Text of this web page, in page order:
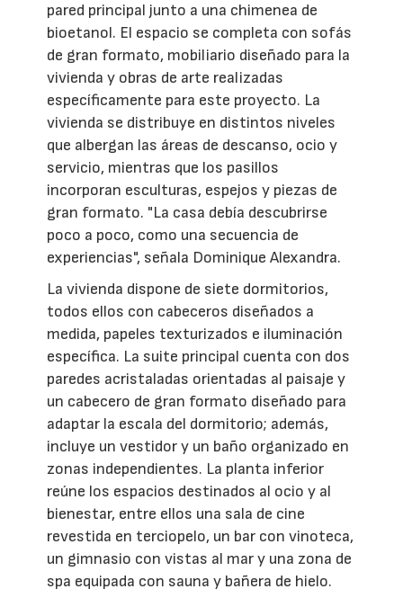
pared principal junto a una chimenea de
bioetanol. El espacio se completa con sofás
de gran formato, mobiliario diseñado para la
vivienda y obras de arte realizadas
específicamente para este proyecto. La
vivienda se distribuye en distintos niveles
que albergan las áreas de descanso, ocio y
servicio, mientras que los pasillos
incorporan esculturas, espejos y piezas de
gran formato. "La casa debía descubrirse
poco a poco, como una secuencia de
experiencias", señala Dominique Alexandra.
La vivienda dispone de siete dormitorios,
todos ellos con cabeceros diseñados a
medida, papeles texturizados e iluminación
específica. La suite principal cuenta con dos
paredes acristaladas orientadas al paisaje y
un cabecero de gran formato diseñado para
adaptar la escala del dormitorio; además,
incluye un vestidor y un baño organizado en
zonas independientes. La planta inferior
reúne los espacios destinados al ocio y al
bienestar, entre ellos una sala de cine
revestida en terciopelo, un bar con vinoteca,
un gimnasio con vistas al mar y una zona de
spa equipada con sauna y bañera de hielo.